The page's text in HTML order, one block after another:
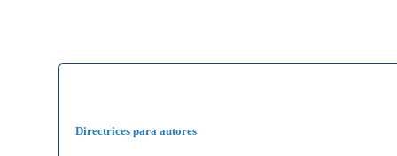
Directrices para autores